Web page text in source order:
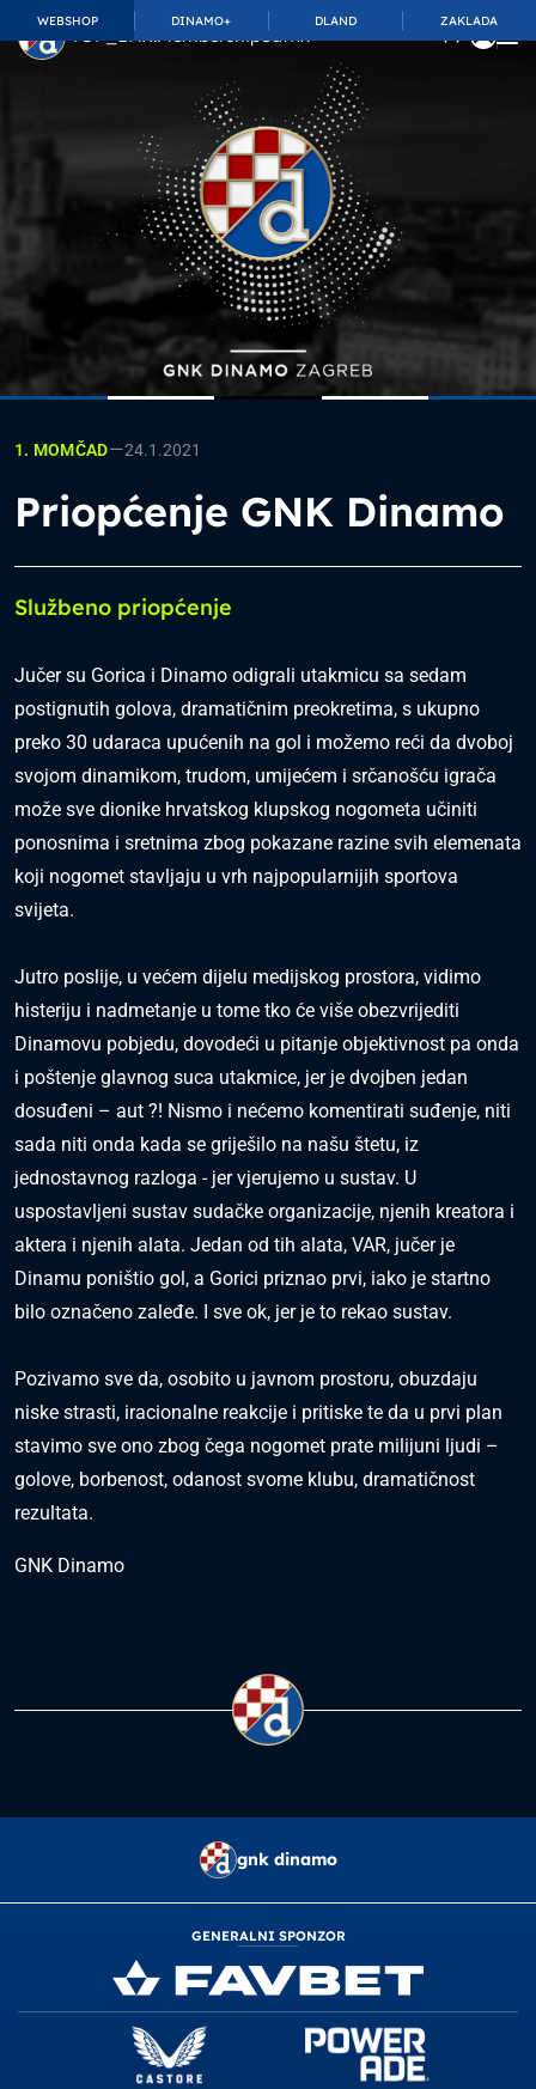
WEBSHOP DINAMO+ DLAND ZAKLADA
TOP_BAR.MembershipSuffix
1. MOMČAD—24.1.2021
Priopćenje GNK Dinamo
Službeno priopćenje
Jučer su Gorica i Dinamo odigrali utakmicu sa sedam
postignutih golova, dramatičnim preokretima, s ukupno
preko 30 udaraca upućenih na gol i možemo reći da dvoboj
svojom dinamikom, trudom, umijećem i srčanošću igrača
može sve dionike hrvatskog klupskog nogometa učiniti
ponosnima i sretnima zbog pokazane razine svih elemenata
koji nogomet stavljaju u vrh najpopularnijih sportova
svijeta.
Jutro poslije, u većem dijelu medijskog prostora, vidimo
histeriju i nadmetanje u tome tko će više obezvrijediti
Dinamovu pobjedu, dovodeći u pitanje objektivnost pa onda
i poštenje glavnog suca utakmice, jer je dvojben jedan
dosuđeni – aut ?! Nismo i nećemo komentirati suđenje, niti
sada niti onda kada se griješilo na našu štetu, iz
jednostavnog razloga - jer vjerujemo u sustav. U
uspostavljeni sustav sudačke organizacije, njenih kreatora i
aktera i njenih alata. Jedan od tih alata, VAR, jučer je
Dinamu poništio gol, a Gorici priznao prvi, iako je startno
bilo označeno zaleđe. I sve ok, jer je to rekao sustav.
Pozivamo sve da, osobito u javnom prostoru, obuzdaju
niske strasti, iracionalne reakcije i pritiske te da u prvi plan
stavimo sve ono zbog čega nogomet prate milijuni ljudi –
golove, borbenost, odanost svome klubu, dramatičnost
rezultata.
GNK Dinamo
gnk dinamo
GENERALNI SPONZOR